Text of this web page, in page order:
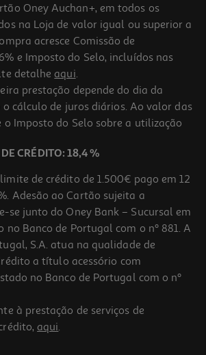
Oney Auchan+, em todos os
na Loja de valor igual ou superior a
acresce Comissão de
e Imposto do Selo, incluídos nas
detalhe aqui.
prestação depende do dia da
cálculo de juros diários. Ao valor das
o Imposto do Selo sobre a utilização
CRÉDITO: 18,4 %
de crédito de 1.500€ pago em 12
Adesão ao Cartão sujeita a
se junto do Oney Bank – Sucursal em
no Banco de Portugal com o nº 881. A
S.A. atua na qualidade de
a título acessório com
no Banco de Portugal com o nº
à prestação de serviços de
aqui.